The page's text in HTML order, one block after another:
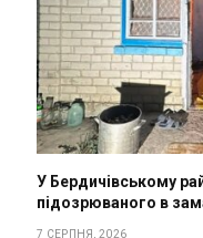
У Бердичівському
підозрюваного в
7 СЕРПНЯ, 2026